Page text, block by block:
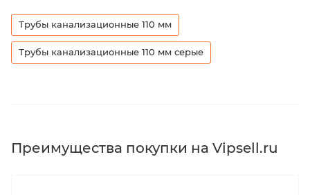
Трубы канализационные 110 мм
Трубы канализационные 110 мм серые
Преимущества покупки на Vipsell.ru